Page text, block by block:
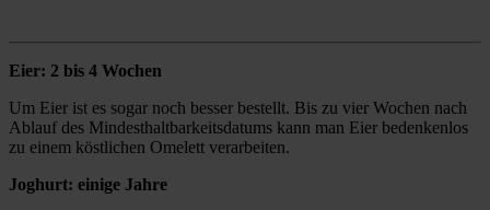
Eier: 2 bis 4 Wochen
Um Eier ist es sogar noch besser bestellt. Bis zu vier Wochen nach
Ablauf des Mindesthaltbarkeitsdatums kann man Eier bedenkenlos
zu einem köstlichen Omelett verarbeiten.
Joghurt: einige Jahre